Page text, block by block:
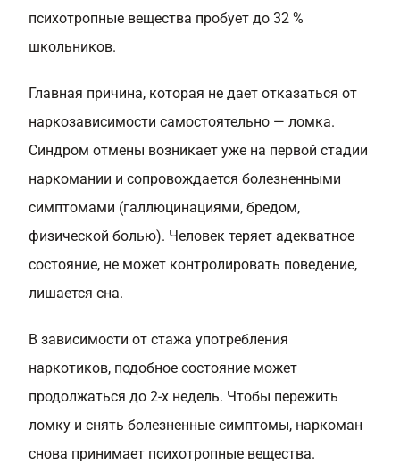
психотропные вещества пробует до 32 %
школьников.
Главная причина, которая не дает отказаться от
наркозависимости самостоятельно — ломка.
Синдром отмены возникает уже на первой стадии
наркомании и сопровождается болезненными
симптомами (галлюцинациями, бредом,
физической болью). Человек теряет адекватное
состояние, не может контролировать поведение,
лишается сна.
В зависимости от стажа употребления
наркотиков, подобное состояние может
продолжаться до 2-х недель. Чтобы пережить
ломку и снять болезненные симптомы, наркоман
снова принимает психотропные вещества.